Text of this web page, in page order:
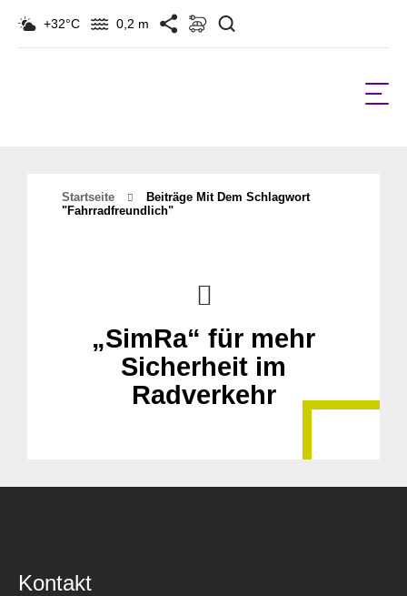
+32°C 0,2 m
Startseite
Beiträge Mit Dem Schlagwort
"fahrradfreundlich"
„SimRa“ für mehr
Sicherheit im
Radverkehr
Kontakt